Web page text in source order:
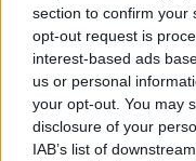
section to confirm your
opt-out request is
interest-based ads
us or personal
your opt-out. You may
disclosure of your
IAB’s list of